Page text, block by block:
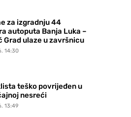
za izgradnju 44
autoputa Banja Luka –
Grad ulaze u završnicu
14:30
teško povrijeđen u
nesreći
13:49